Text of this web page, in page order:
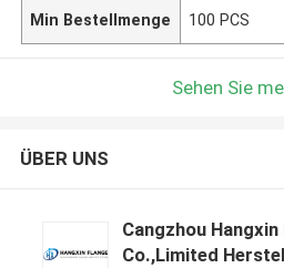
Min Bestellmenge 100 PCS
Sehen Sie
ÜBER UNS
Cangzhou Hangxin
Co.,Limited